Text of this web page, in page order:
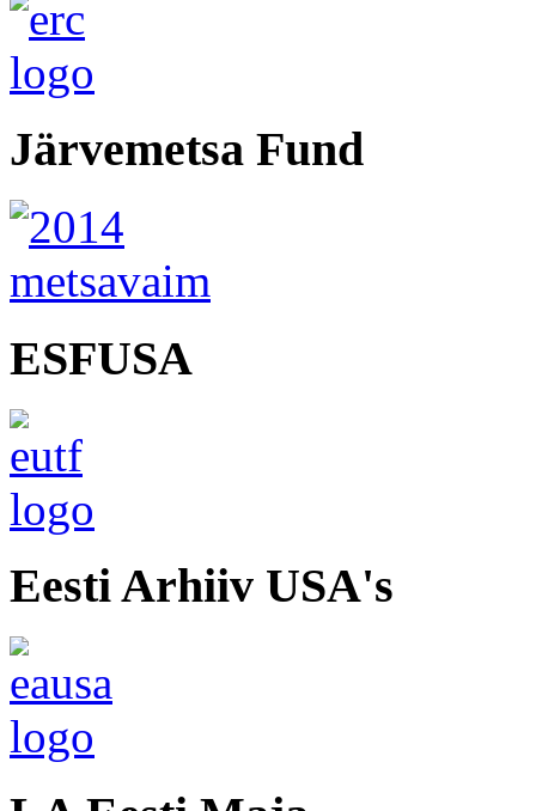
Järvemetsa Fund
ESFUSA
Eesti Arhiiv USA's